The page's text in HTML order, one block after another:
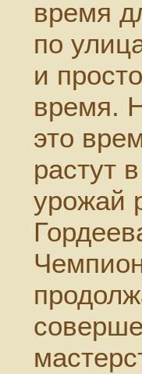
время
по
и
время.
это
растут
урожай